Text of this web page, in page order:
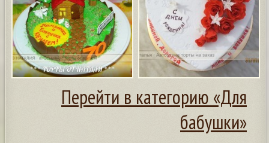
Перейти в категорию «Для
бабушки»